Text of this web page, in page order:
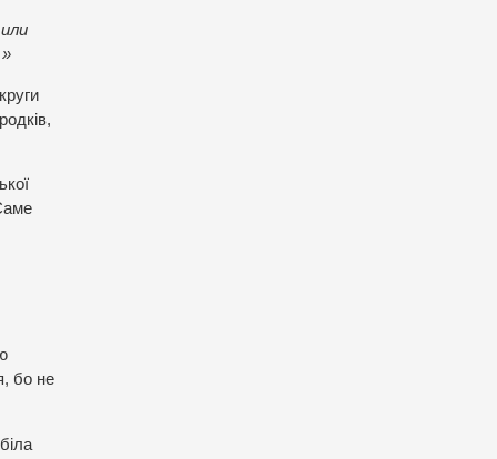
бо не